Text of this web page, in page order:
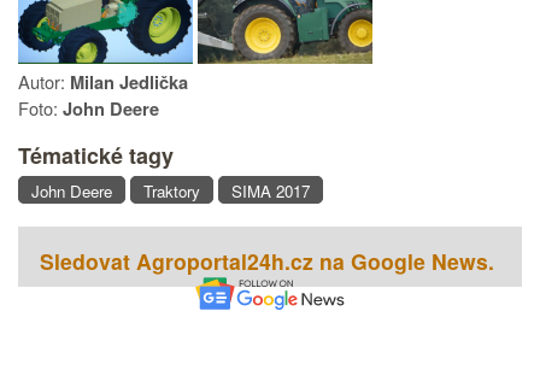
Autor: Milan Jedlička
Foto: John Deere
Tématické tagy
John Deere Traktory SIMA 2017
Sledovat Agroportal24h.cz na Google News.